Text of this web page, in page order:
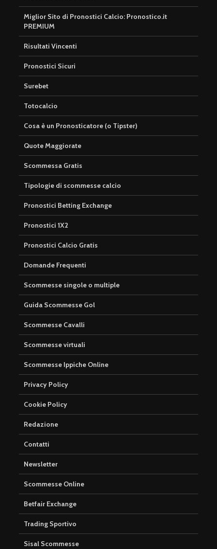
Miglior Sito di Pronostici Calcio: Pronostico.it
PREMIUM
Risultati Vincenti
Pronostici Sicuri
Surebet
Totocalcio
Cosa è un Pronosticatore (o Tipster)
Quote Maggiorate
Scommessa Gratis
Tipologie di scommesse calcio
Pronostici Betting Exchange
Pronostici 1X2
Pronostici Calcio Gratis
Domande Frequenti
Scommesse singole o multiple
Guida Scommesse Gol
Scommesse Cavalli
Scommesse virtuali
Scommesse Ippiche Online
Privacy Policy
Cookie Policy
Redazione
Contatti
Newsletter
Scommesse Online
Betfair Exchange
Trading Sportivo
Sisal Scommesse